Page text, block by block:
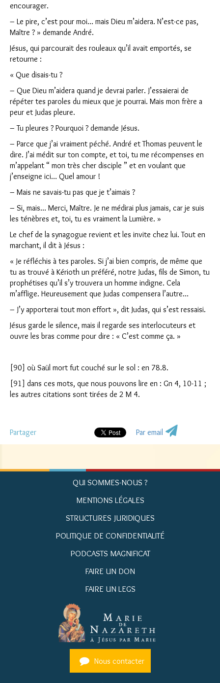
encourager.
– Le pire, c’est pour moi… mais Dieu m’aidera. N’est-ce pas,
Maître ? » demande André.
Jésus, qui parcourait des rouleaux qu’il avait emportés, se
retourne :
« Que disais-tu ?
– Que Dieu m’aidera quand je devrai parler. J’essaierai de
répéter tes paroles du mieux que je pourrai. Mais mon frère a
peur et Judas pleure.
– Tu pleures ? Pourquoi ? demande Jésus.
– Parce que j’ai vraiment péché. André et Thomas peuvent le
dire. J’ai médit sur ton compte, et toi, tu me récompenses en
m’appelant “ mon très cher disciple ” et en voulant que
j’enseigne ici… Quel amour !
– Mais ne savais-tu pas que je t’aimais ?
– Si, mais… Merci, Maître. Je ne médirai plus jamais, car je suis
les ténèbres et, toi, tu es vraiment la Lumière. »
Le chef de la synagogue revient et les invite chez lui. Tout en
marchant, il dit à Jésus :
« Je réfléchis à tes paroles. Si j’ai bien compris, de même que
tu as trouvé à Kérioth un préféré, notre Judas, fils de Simon, tu
prophétises qu’il s’y trouvera un homme indigne. Cela
m’afflige. Heureusement que Judas compensera l’autre…
– J’y apporterai tout mon effort », dit Judas, qui s’est ressaisi.
Jésus garde le silence, mais il regarde ses interlocuteurs et
ouvre les bras comme pour dire : « C’est comme ça. »
[90] où Saül mort fut couché sur le sol : en 78.8.
[91] dans ces mots, que nous pouvons lire en : Gn 4, 10-11 ;
les autres citations sont tirées de 2 M 4.
Partager Par email
QUI SOMMES-NOUS ?
MENTIONS LÉGALES
STRUCTURES JURIDIQUES
POLITIQUE DE CONFIDENTIALITÉ
PODCASTS MAGNIFICAT
FAIRE UN DON
FAIRE UN LEGS
Nous contacter